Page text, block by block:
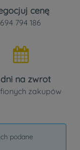
cenę
694 794 186
dni na zwrot
zakupów
podane